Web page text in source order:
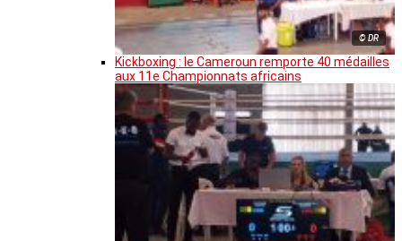
© DR
Kickboxing : le Cameroun remporte 40 médailles
aux 11e Championnats africains